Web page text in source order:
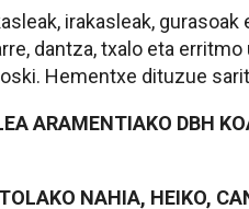
irakasleak,
dantza, txalo eta
Hementxe dituzue
ARAMENTIAKO DBH
NAHIA, HEIKO,